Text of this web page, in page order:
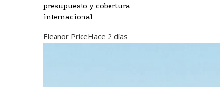
presupuesto y cobertura
internacional
Eleanor PriceHace 2 días